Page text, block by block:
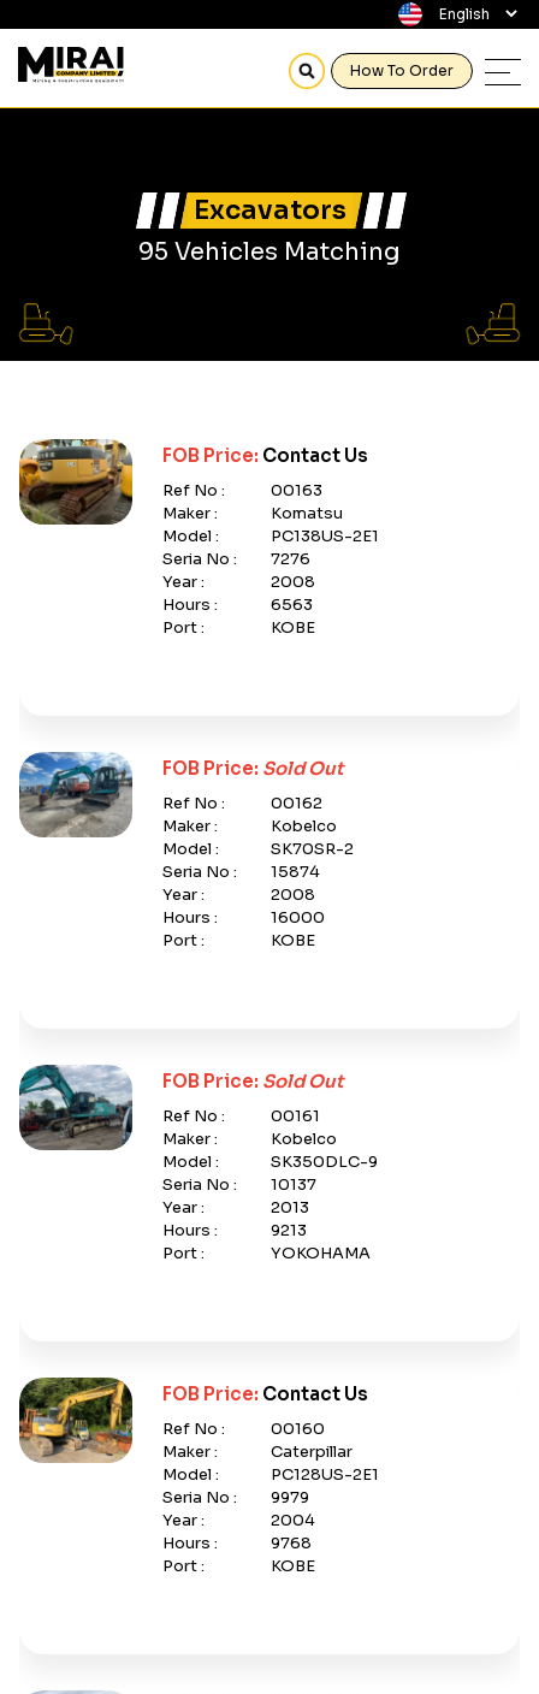
How To Order
Excavators
95 Vehicles Matching
FOB Price: Contact Us
Ref No :
00163
Maker :
Komatsu
Model :
PC138US-2E1
Seria No :
7276
Year :
2008
Hours :
6563
Port :
KOBE
FOB Price: Sold Out
Ref No :
00162
Maker :
Kobelco
Model :
SK70SR-2
Seria No :
15874
Year :
2008
Hours :
16000
Port :
KOBE
FOB Price: Sold Out
Ref No :
00161
Maker :
Kobelco
Model :
SK350DLC-9
Seria No :
10137
Year :
2013
Hours :
9213
Port :
YOKOHAMA
FOB Price: Contact Us
Ref No :
00160
Maker :
Caterpillar
Model :
PC128US-2E1
Seria No :
9979
Year :
2004
Hours :
9768
Port :
KOBE